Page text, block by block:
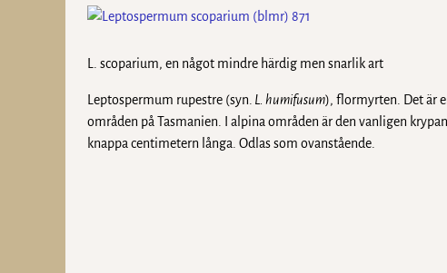
L. scoparium, en något mindre härdig men snarlik art
Leptospermum rupestre (syn. L. humifusum), flormyrten. Det är
områden på Tasmanien. I alpina områden är den vanligen
knappa centimetern långa. Odlas som ovanstående.